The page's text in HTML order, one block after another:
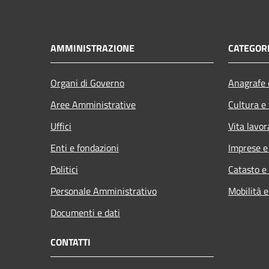
AMMINISTRAZIONE
Organi di Governo
Aree Amministrative
Uffici
Enti e fondazioni
Politici
Personale Amministrativo
Documenti e dati
Cultura
Vita
Imprese
Catasto
Mobilità
CONTATTI